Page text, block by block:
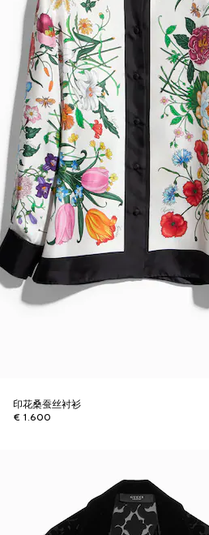
印花桑蚕丝衬衫
€ 1.600